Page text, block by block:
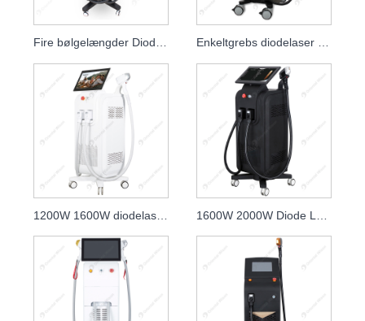
1200W 1600W diodelaser 808nm hudforyngelseklinik